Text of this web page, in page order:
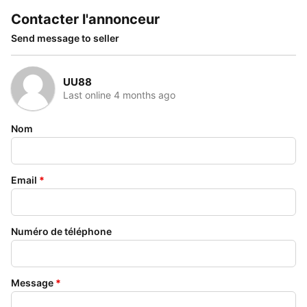
Contacter l'annonceur
Send message to seller
UU88
Last online 4 months ago
Nom
Email *
Numéro de téléphone
Message *